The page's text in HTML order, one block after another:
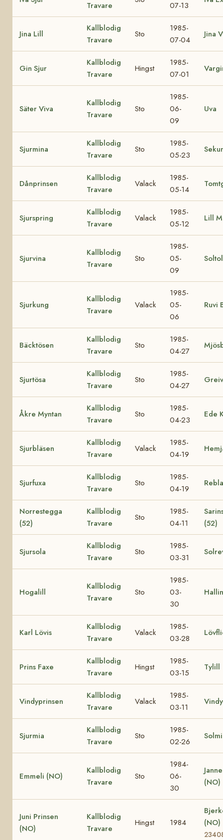
Travare 07-13
Jina Lill
Kallblodig
Travare
Sto
1985-
07-04
Jina
Gin Sjur
Kallblodig
Travare
Hingst
1985-
07-01
Säter Viva
Kallblodig
Travare
Sto
1985-
06-
09
Uva
Sjurmina
Kallblodig
Travare
Sto
1985-
05-23
Dånprinsen
Kallblodig
Travare
Valack
1985-
05-14
Sjurspring
Kallblodig
Travare
Valack
1985-
05-12
Lill
Sjurvina
Kallblodig
Travare
Sto
1985-
05-
09
Sjurkung
Kallblodig
Travare
Valack
1985-
05-
06
Ruvi
Bäcktösen
Kallblodig
Travare
Sto
1985-
04-27
Sjurtösa
Kallblodig
Travare
Sto
1985-
04-27
Åkre Myntan
Kallblodig
Travare
Sto
1985-
04-23
Ede
Sjurbläsen
Kallblodig
Travare
Valack
1985-
04-19
Sjurfuxa
Kallblodig
Travare
Sto
1985-
04-19
Norrestegga
(52)
Kallblodig
Travare
Sto
1985-
04-11
(52)
Sjursola
Kallblodig
Travare
Sto
1985-
03-31
Hogalill
Kallblodig
Travare
Sto
1985-
03-
30
Karl Lövis
Kallblodig
Travare
Valack
1985-
03-28
Prins Faxe
Kallblodig
Travare
Hingst
1985-
03-15
Tylill
Vindyprinsen
Kallblodig
Travare
Valack
1985-
03-11
Sjurmia
Kallblodig
Travare
Sto
1985-
02-26
Emmeli (NO)
Kallblodig
Travare
Sto
1984-
06-
30
(NO)
Juni Prinsen
(NO)
Kallblodig
Travare
Hingst 1984
(NO)